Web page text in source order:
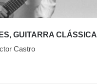
GUITARRA CLÁSSICA
Castro